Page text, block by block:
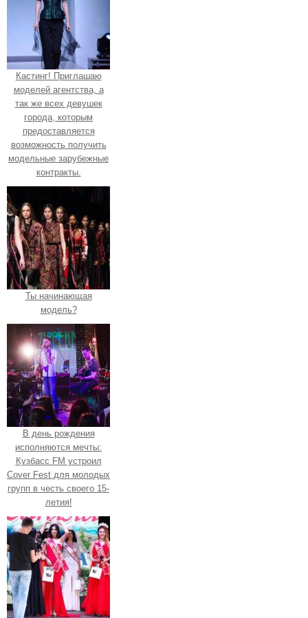
Кастинг! Приглашаю
моделей агентства, а
так же всех девушек
города, которым
предоставляется
возможность получить
модельные зарубежные
контракты.
Ты начинающая
модель?
В день рождения
исполняются мечты:
Кузбасс FM устроил
Cover Fest для молодых
групп в честь своего 15-
летия!